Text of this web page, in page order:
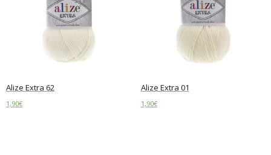
Alize Extra 62
1,90€
Alize Extra 01
1,90€